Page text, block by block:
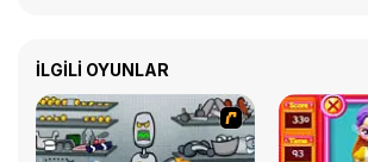
İLGILI OYUNLAR